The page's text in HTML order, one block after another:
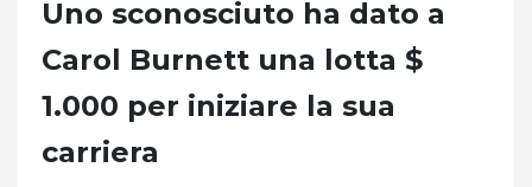
Uno sconosciuto ha dato a
Carol Burnett una lotta $
1.000 per iniziare la sua
carriera